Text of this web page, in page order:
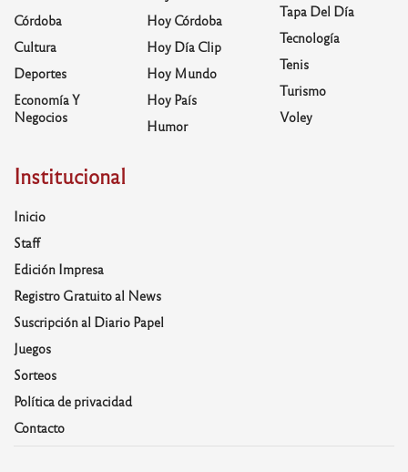
Córdoba
Cultura
Deportes
Economía Y
Negocios
Hoy Córdoba
Hoy Día Clip
Hoy Mundo
Hoy País
Humor
Tapa Del Día
Tecnología
Tenis
Turismo
Voley
Institucional
Inicio
Staff
Edición Impresa
Registro Gratuito al News
Suscripción al Diario Papel
Juegos
Sorteos
Política de privacidad
Contacto